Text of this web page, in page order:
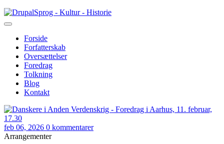
Gå
til
Sprog - Kultur - Historie
Primær
navigation
Forside
Forfatterskab
Oversættelser
Foredrag
Tolkning
Blog
Kontakt
feb 06, 2026 0 kommentarer
Arrangementer